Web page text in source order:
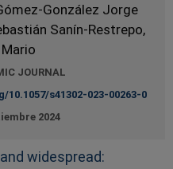
González Jorge
Sanín-Restrepo,
JOURNAL
s41302-023-00263-0
2024
widespread: